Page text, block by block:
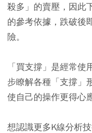
殺多」的賣壓，因此
的參考依據，跌破後
險。
「買支撐」是經常
步瞭解各種「支撐」
使自己的操作更得心
想認識更多K線分析